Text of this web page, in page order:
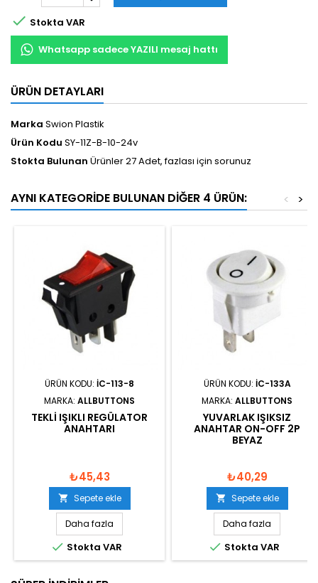
 Stokta VAR
Whatsapp sadece YAZILI mesaj hattı
ÜRÜN DETAYLARI
Marka Swion Plastik
Ürün Kodu SY-11Z-B-10-24v
Stokta Bulunan Ürünler 27 Adet, fazlası için sorunuz
AYNI KATEGORIDE BULUNAN DIĞER 4 ÜRÜN: >
<
ÜRÜN KODU: IC-113-8
MARKA: ALLBUTTONS
TEKLI IŞIKLI REGÜLATOR
ANAHTARI
₺45,43
 Sepete ekle
Daha fazla
 Stokta VAR
ÜRÜN KODU: IC-133A
MARKA: ALLBUTTONS
YUVARLAK IŞIKSIZ
ANAHTAR ON-OFF 2P
BEYAZ
₺40,29
 Sepete ekle
Daha fazla
 Stokta VAR